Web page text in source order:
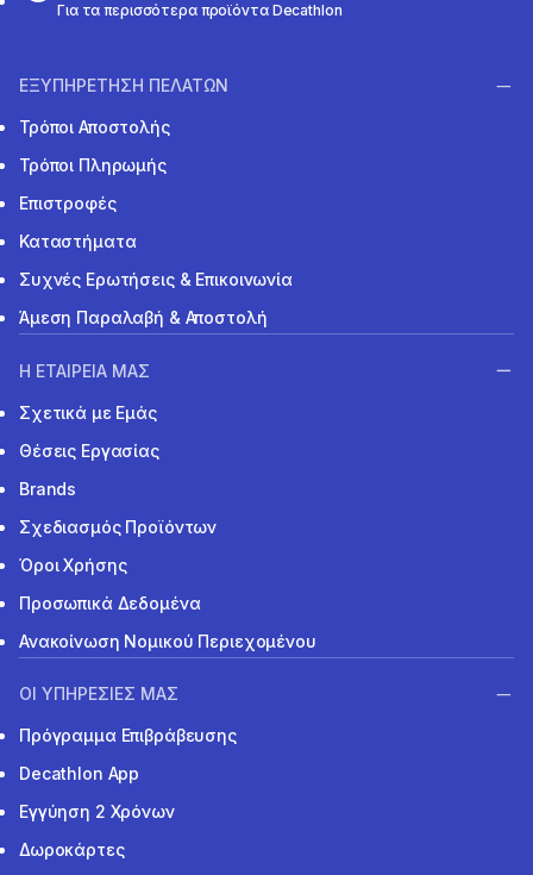
Για τα περισσότερα προϊόντα Decathlon
ΕΞΥΠΗΡΕΤΗΣΗ ΠΕΛΑΤΩΝ
Τρόποι Αποστολής
Τρόποι Πληρωμής
Επιστροφές
Καταστήματα
Συχνές Ερωτήσεις & Επικοινωνία
Άμεση Παραλαβή & Αποστολή
Η ΕΤΑΙΡΕΙΑ ΜΑΣ
Σχετικά με Εμάς
Θέσεις Εργασίας
Brands
Σχεδιασμός Προϊόντων
Όροι Χρήσης
Προσωπικά Δεδομένα
Ανακοίνωση Νομικού Περιεχομένου
ΟΙ ΥΠΗΡΕΣΙΕΣ ΜΑΣ
Πρόγραμμα Επιβράβευσης
Decathlon App
Εγγύηση 2 Χρόνων
Δωροκάρτες